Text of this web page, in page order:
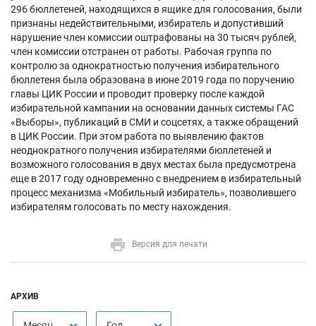
296 бюллетеней, находящихся в ящике для голосования, были
признаны недействительными, избиратель и допустивший
нарушение член комиссии оштрафованы на 30 тысяч рублей,
член комиссии отстранен от работы. Рабочая группа по
контролю за однократностью получения избирательного
бюллетеня была образована в июне 2019 года по поручению
главы ЦИК России и проводит проверку после каждой
избирательной кампании на основании данных системы ГАС
«Выборы», публикаций в СМИ и соцсетях, а также обращений
в ЦИК России. При этом работа по выявлению фактов
неоднократного получения избирателями бюллетеней и
возможного голосования в двух местах была предусмотрена
еще в 2017 году одновременно с внедрением в избирательный
процесс механизма «Мобильный избиратель», позволившего
избирателям голосовать по месту нахождения.
Версия для печати
АРХИВ